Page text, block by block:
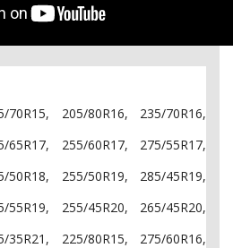
70R15, 205/80R16, 235/70R16,
65R17, 255/60R17, 275/55R17,
50R18, 255/50R19, 285/45R19,
55R19, 255/45R20, 265/45R20,
35R21, 225/80R15, 275/60R16,